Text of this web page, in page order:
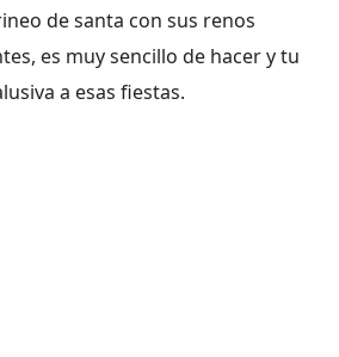
de santa con sus renos
es muy sencillo de hacer y tu
a esas fiestas.